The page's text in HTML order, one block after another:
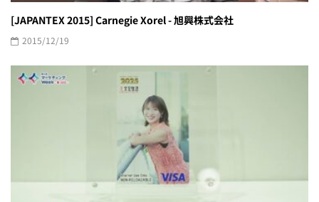
[JAPANTEX 2015] Carnegie Xorel - 旭興株式会社
2015/12/19